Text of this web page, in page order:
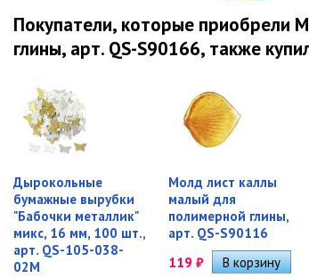
Покупатели, которые приобрели
глины, арт. QS-S90166, также
Дырокольные
бумажные вырубки
"Бабочки металлик"
микс, 16 мм, 100 шт.,
арт. QS-105-038-
02M
Молд лист каллы
малый для
полимерной глины,
арт. QS-S90116
119 ₽